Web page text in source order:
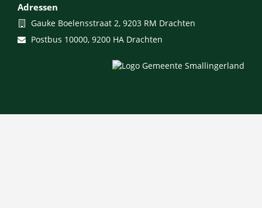
Adressen
Bezoekadres
Gauke Boelensstraat 2, 9203 RM Drachten
Postadres
Postbus 10000, 9200 HA Drachten